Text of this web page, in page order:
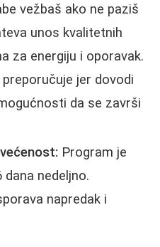
vežbaš ako ne paziš
unos kvalitetnih
za energiju i oporavak.
jer dovodi
da se završi
Program je
nedeljno.
napredak i